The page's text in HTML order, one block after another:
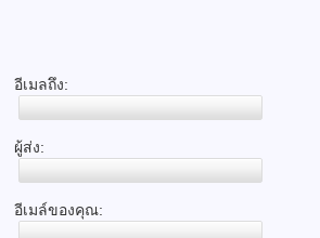
อีเมลถึง:
ผู้ส่ง:
อีเมล์ของคุณ: